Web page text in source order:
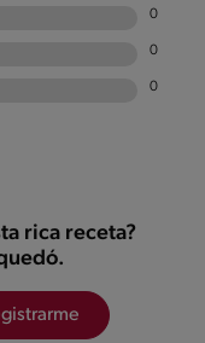
0
0
0
rica receta?